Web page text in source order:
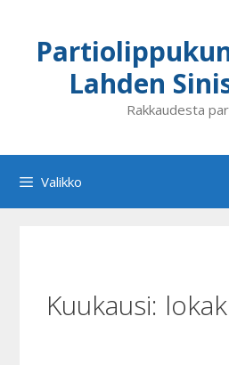
Lahden
Rakkaudesta
Valikko
Kuukausi: